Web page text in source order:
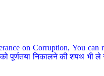
on Corruption, You can
निकालने की शपथ भी